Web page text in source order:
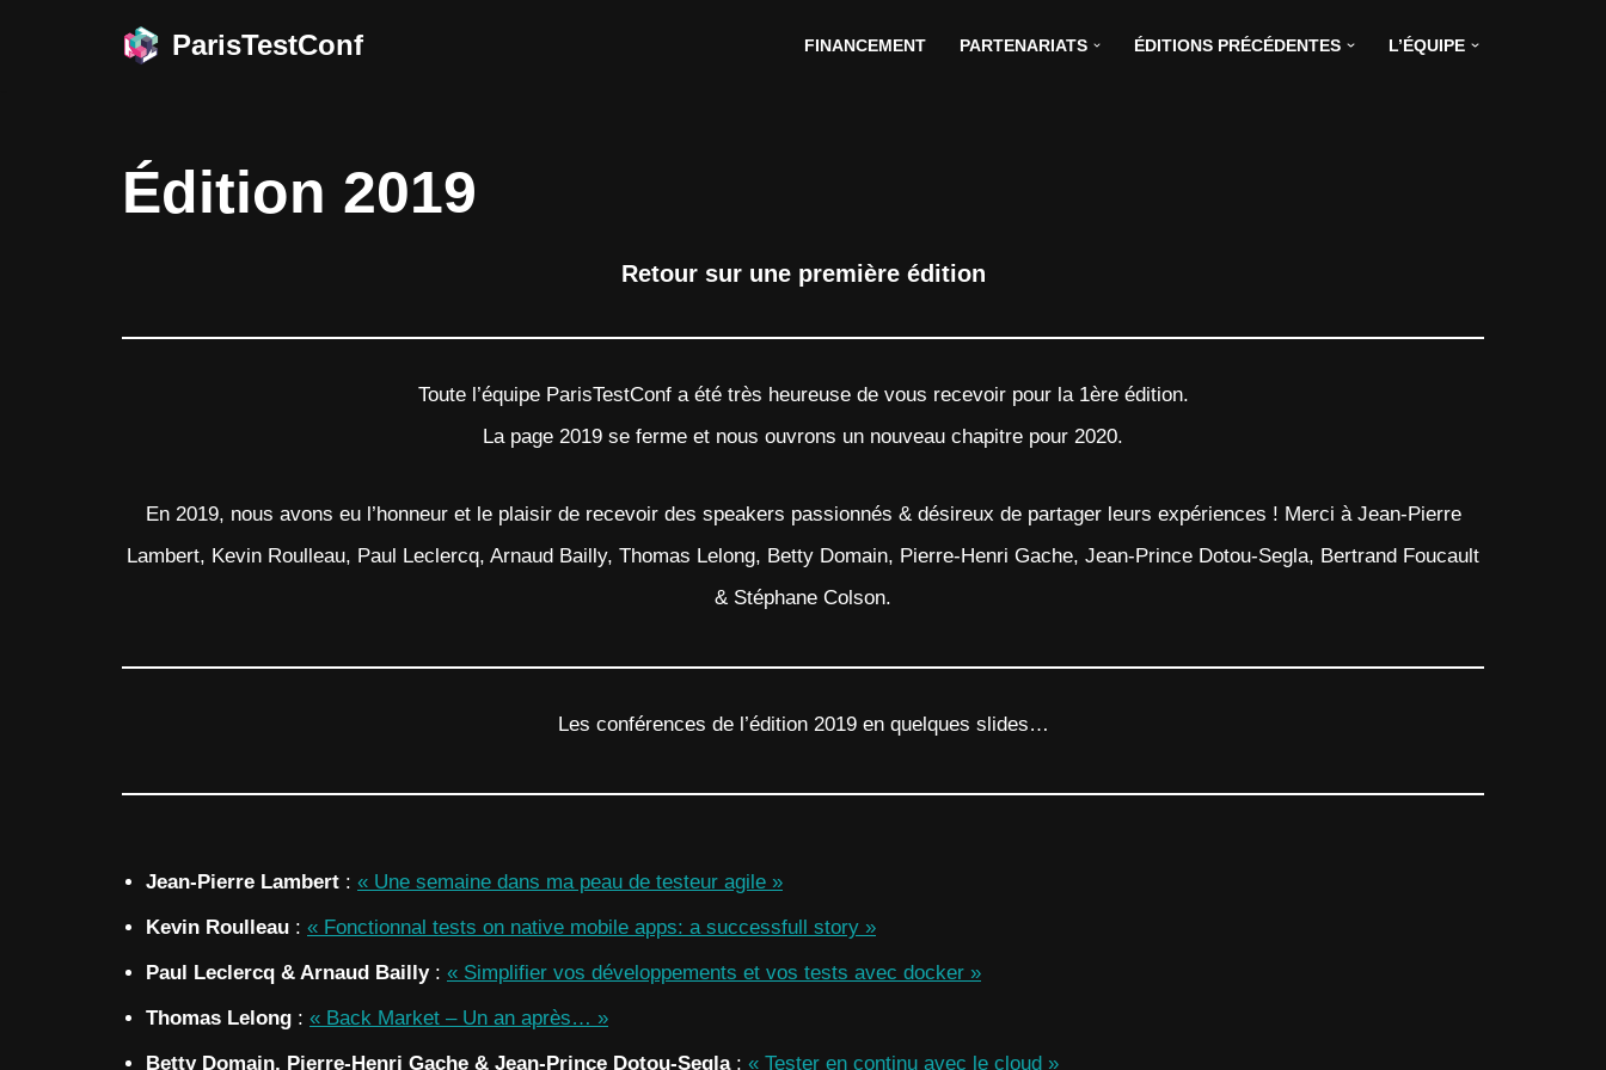
ParisTestConf FINANCEMENT PARTENARIATS ÉDITIONS PRÉCÉDENTES L’ÉQUIPE
Édition 2019
Retour sur une première édition
Toute l’équipe ParisTestConf a été très heureuse de vous recevoir pour la 1ère édition.
La page 2019 se ferme et nous ouvrons un nouveau chapitre pour 2020.
En 2019, nous avons eu l’honneur et le plaisir de recevoir des speakers passionnés & désireux de partager leurs expériences ! Merci à Jean-Pierre
Lambert, Kevin Roulleau, Paul Leclercq, Arnaud Bailly, Thomas Lelong, Betty Domain, Pierre-Henri Gache, Jean-Prince Dotou-Segla, Bertrand Foucault
& Stéphane Colson.
Les conférences de l’édition 2019 en quelques slides…
Jean-Pierre Lambert : « Une semaine dans ma peau de testeur agile »
Kevin Roulleau : « Fonctionnal tests on native mobile apps: a successfull story »
Paul Leclercq & Arnaud Bailly: « Simplifier vos développements et vos tests avec docker »
Thomas Lelong : « Back Market – Un an après… »
Betty Domain, Pierre-Henri Gache & Jean-Prince Dotou-Segla: « Tester en continu avec le cloud »